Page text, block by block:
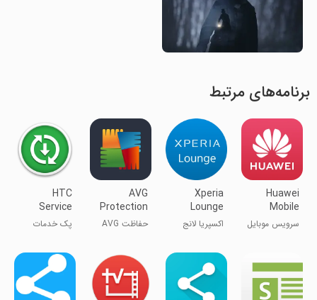
برنامه‌های مرتبط
Huawei
Mobile
Services
سرویس موبایل
Xperia
Lounge
اکسپریا لانج
AVG
Protection
حفاظت AVG
HTC
Service
Pack
پک خدمات